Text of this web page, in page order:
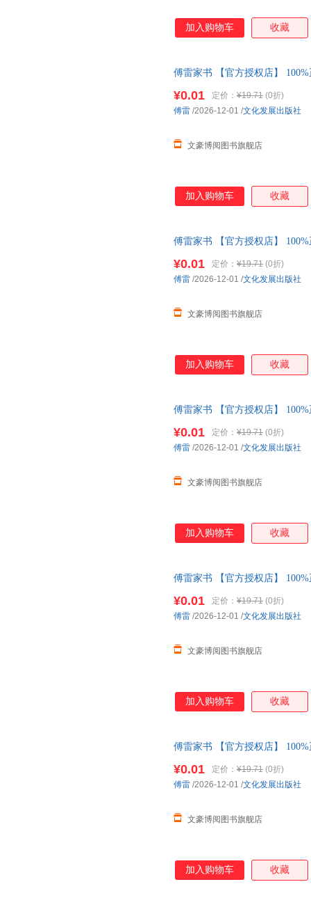
加入购物车 收藏
傅雷家书 【官方授权店】
¥0.01 定价： ¥19.71 (0折)
文豪博阅图书旗舰店
傅雷 /2026-12-01 /文化发展出版社
加入购物车 收藏
傅雷家书 【官方授权店】
¥0.01 定价： ¥19.71 (0折)
文豪博阅图书旗舰店
傅雷 /2026-12-01 /文化发展出版社
加入购物车 收藏
傅雷家书 【官方授权店】
¥0.01 定价： ¥19.71 (0折)
文豪博阅图书旗舰店
傅雷 /2026-12-01 /文化发展出版社
加入购物车 收藏
傅雷家书 【官方授权店】
¥0.01 定价： ¥19.71 (0折)
文豪博阅图书旗舰店
傅雷 /2026-12-01 /文化发展出版社
加入购物车 收藏
傅雷家书 【官方授权店】
¥0.01 定价： ¥19.71 (0折)
文豪博阅图书旗舰店
傅雷 /2026-12-01 /文化发展出版社
加入购物车 收藏